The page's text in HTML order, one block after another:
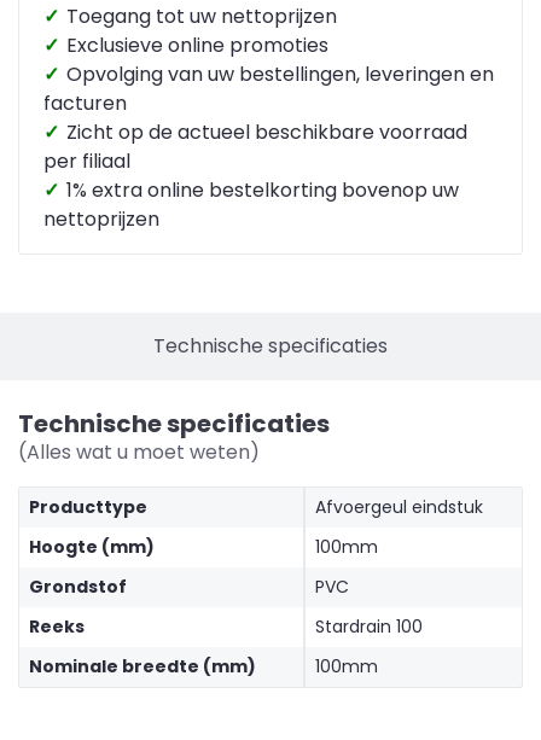
✓ Toegang tot uw nettoprijzen
✓ Exclusieve online promoties
✓ Opvolging van uw bestellingen, leveringen en
facturen
✓ Zicht op de actueel beschikbare voorraad
per filiaal
✓ 1% extra online bestelkorting bovenop uw
nettoprijzen
Technische specificaties
Technische specificaties
(Alles wat u moet weten)
Producttype
Afvoergeul eindstuk
Hoogte (mm)
100mm
Grondstof
PVC
Reeks
Stardrain 100
Nominale breedte (mm)
100mm